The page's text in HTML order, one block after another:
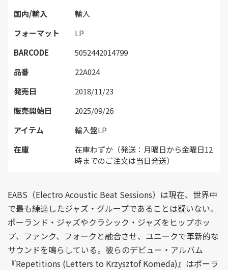
国内/輸入
輸入
フォーマット
LP
BARCODE
5052442014799
品番
22A024
発売日
2018/11/23
販売開始日
2025/09/26
アイテム
輸入盤LP
在庫
在庫わずか（発送：月曜日から金曜日12
時までのご注文は当日発送）
EABS（Electro Acoustic Beat Sessions）は現在、世界中
で最も練達したジャズ・グループであることは疑いない。
ポーランド・ジャズやクラシック・ジャズをヒップホッ
プ、ファンク、フォークと融合させ、ユニークで革新的な
サウンドを鳴らしている。彼らのデビュー・アルバム
『Repetitions (Letters to Krzysztof Komeda)』はポーラ